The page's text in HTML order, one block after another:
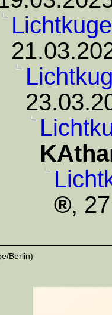
,
Berlin)